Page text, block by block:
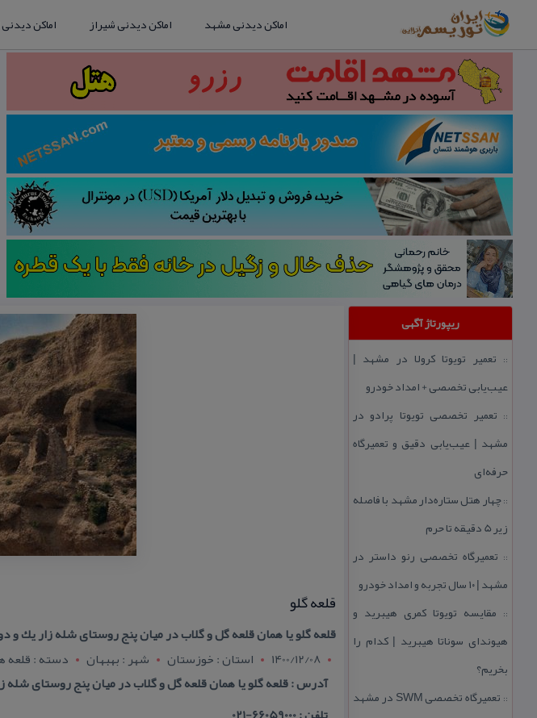
اماکن دیدنی مشهد اماکن دیدنی شیراز اماکن
ریپورتاژ آگهی
:: تعمیر تویوتا كرولا در مشهد |
عیب‌یابی تخصصی + امداد خودرو
:: تعمیر تخصصی تویوتا پرادو در
مشهد | عیب‌یابی دقیق و تعمیرگاه
حرفه‌ای
::چهار هتل‌ ستاره‌دار مشهد با فاصله
زیر 5 دقیقه تا حرم
:: تعمیرگاه تخصصی رنو داستر در
مشهد | ۱۰ سال تجربه و امداد خودرو
:: مقایسه تویوتا كمری هیبرید و
هیوندای سوناتا هیبرید | كدام را
بخریم؟
::
تعمیرگاه تخصصی SWM در مشهد
قلعه گلو
قلعه گلو یا همان قلعه گل و گلاب در میان پنج روستای شله زار یك و
1400/12/08
استان : خوزستان شهر : بهبهان
دسته : قلعه
آدرس : قلعه گلو یا همان قلعه گل و گلاب در میان پنج روستای شله